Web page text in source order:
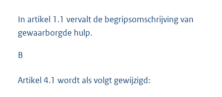
In artikel 1.1 vervalt de begripsomschrijving van
gewaarborgde hulp.
B
Artikel 4.1 wordt als volgt gewijzigd: